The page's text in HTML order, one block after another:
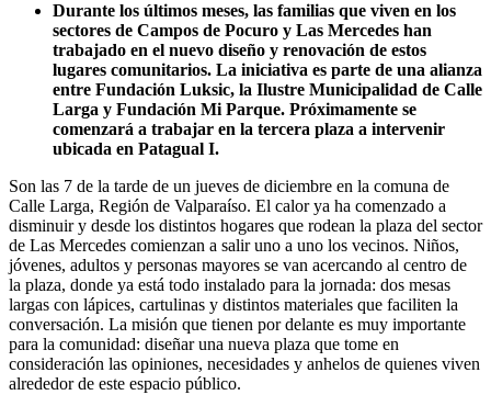
Durante los últimos meses, las familias que viven en los
sectores de Campos de Pocuro y Las Mercedes han
trabajado en el nuevo diseño y renovación de estos
lugares comunitarios. La iniciativa es parte de una alianza
entre Fundación Luksic, la Ilustre Municipalidad de Calle
Larga y Fundación Mi Parque. Próximamente se
comenzará a trabajar en la tercera plaza a intervenir
ubicada en Patagual I.
Son las 7 de la tarde de un jueves de diciembre en la comuna de
Calle Larga, Región de Valparaíso. El calor ya ha comenzado a
disminuir y desde los distintos hogares que rodean la plaza del sector
de Las Mercedes comienzan a salir uno a uno los vecinos. Niños,
jóvenes, adultos y personas mayores se van acercando al centro de
la plaza, donde ya está todo instalado para la jornada: dos mesas
largas con lápices, cartulinas y distintos materiales que faciliten la
conversación. La misión que tienen por delante es muy importante
para la comunidad: diseñar una nueva plaza que tome en
consideración las opiniones, necesidades y anhelos de quienes viven
alrededor de este espacio público.